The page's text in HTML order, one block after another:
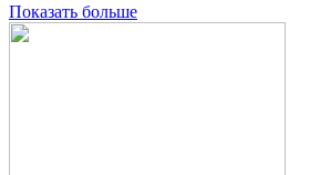
Показать больше